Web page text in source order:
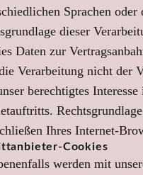
Sprachen
dieser
Daten zur
Verarbeitung nicht der
berechtigtes
Ihres Internet-
Cookies
werden mit